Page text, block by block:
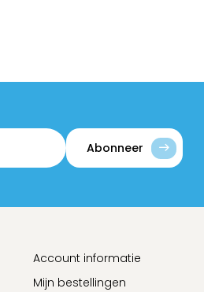
Abonneer
Account informatie
Mijn bestellingen